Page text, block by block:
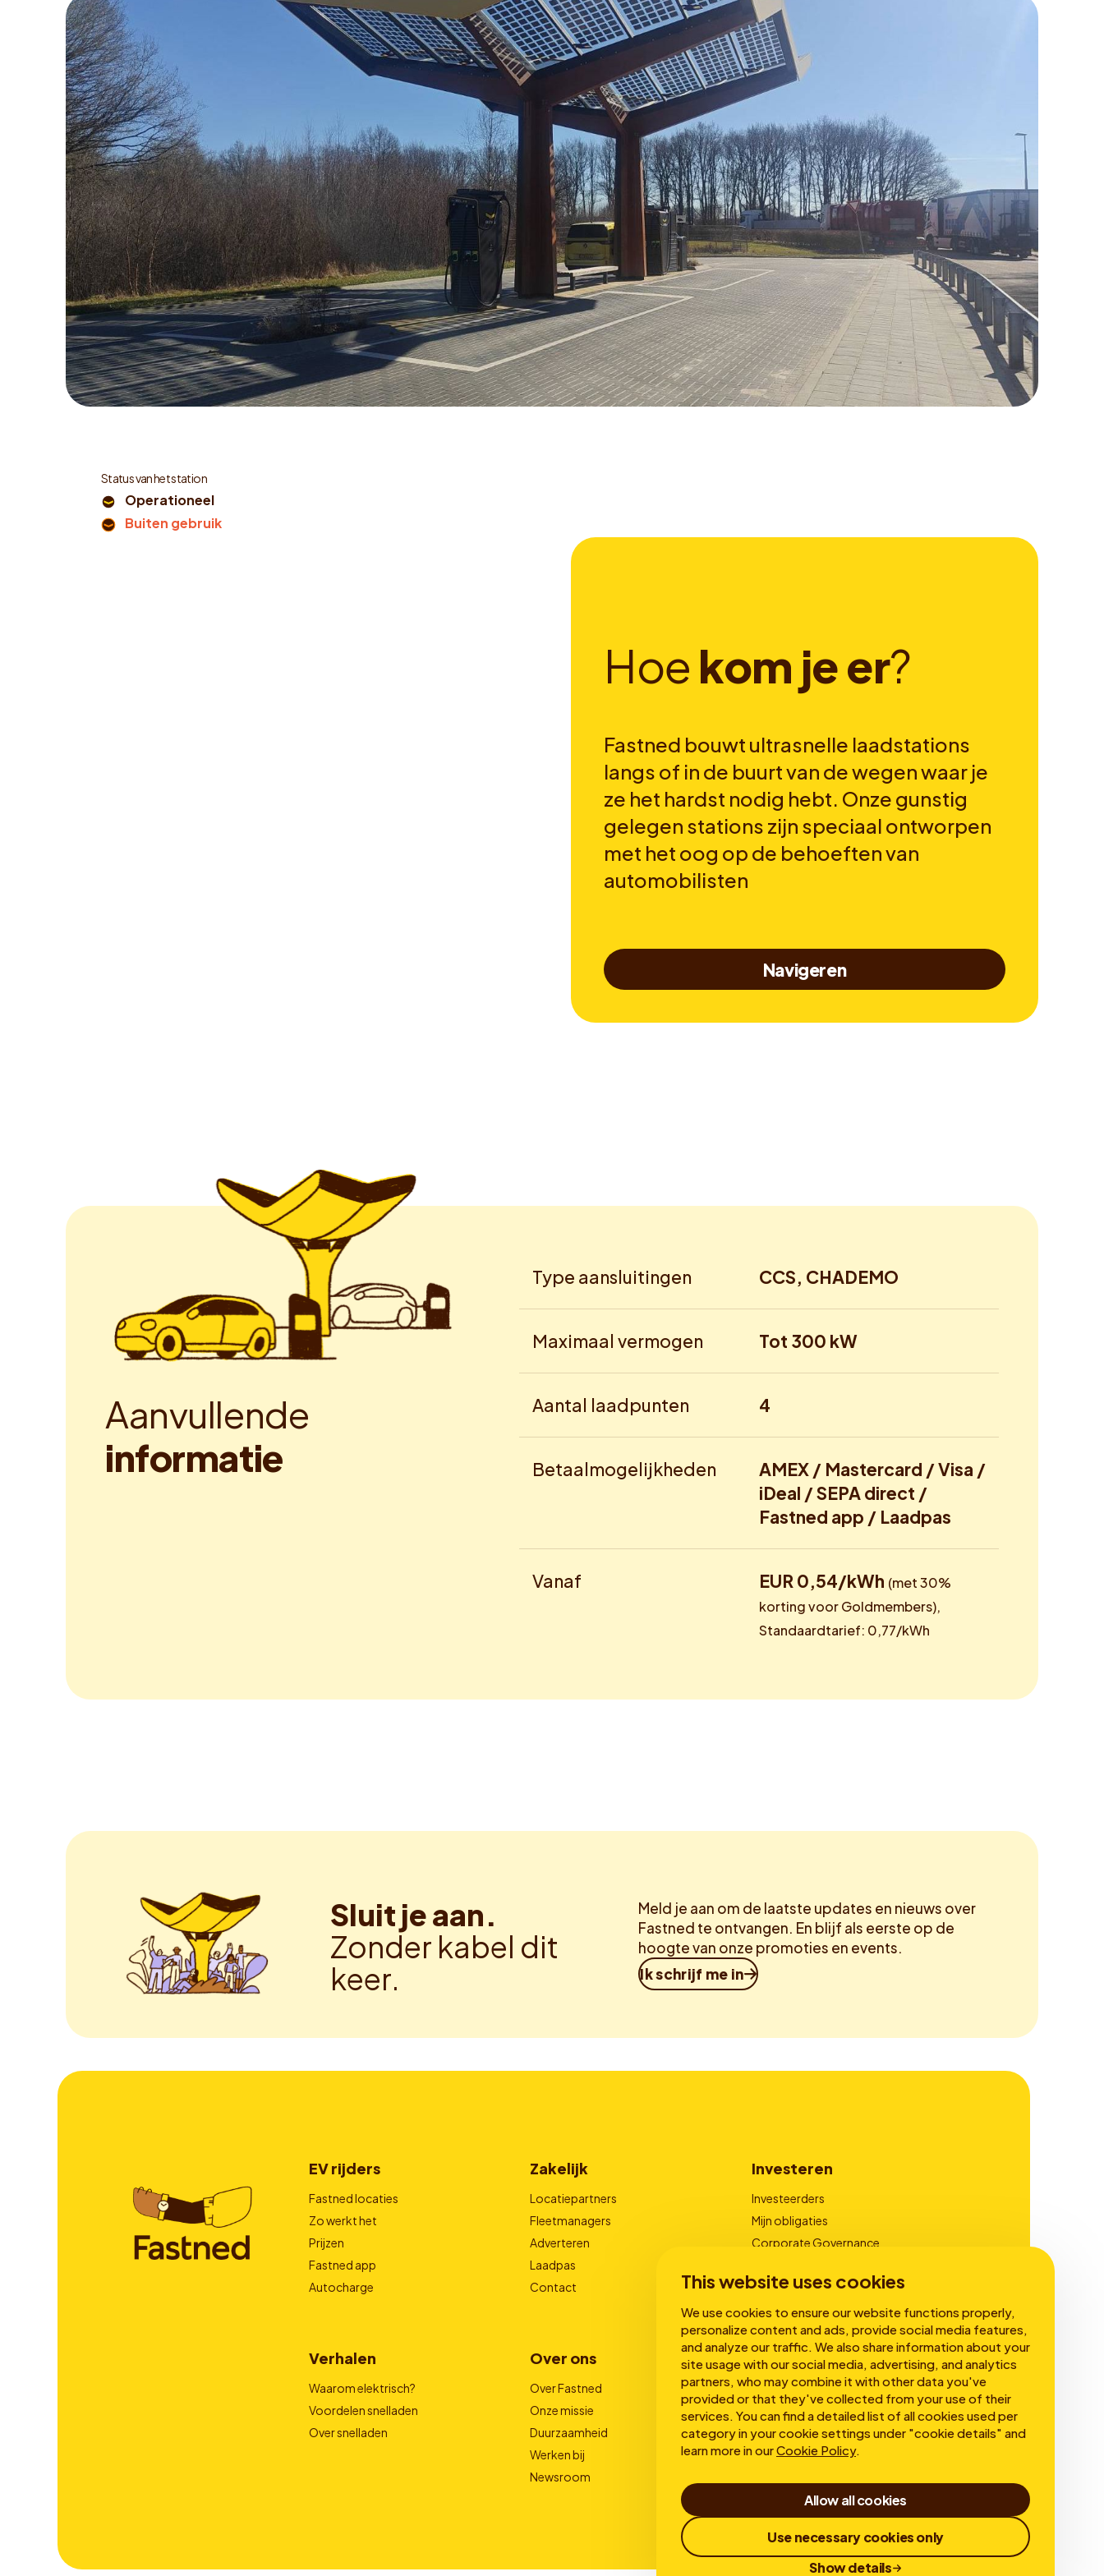
This website uses cookies
We use cookies to ensure our website functions properly,
personalize content and ads, provide social media features,
and analyze our traffic. We also share information about your
site usage with our social media, advertising, and analytics
partners, who may combine it with other data you've
provided or that they've collected from your use of their
services. You can find a detailed list of all cookies used per
category in your cookie settings under "cookie details" and
learn more in ourCookie Policy.
Allow all cookies
Use necessary cookies only
Show details
Status van het station
Operationeel
Buiten gebruik
Hoe kom jeer?
Fastned bouwt ultrasnelle laadstations
langs of in de buurt van de wegen waar je
ze het hardst nodig hebt. Onze gunstig
gelegen stations zijn speciaal ontworpen
met het oog op de behoeften van
automobilisten
Navigeren
Aanvullende
informatie
Type aansluitingen CCS, CHADEMO
Maximaal vermogen Tot 300 kW
Aantal laadpunten 4
Betaalmogelijkheden
AMEX / Mastercard / Visa /
iDeal / SEPA direct /
Fastned app / Laadpas
Vanaf EUR 0,54/kWh (met 30%
korting voor Goldmembers),
Standaardtarief: 0,77/kWh
Sluit je aan.
Zonder kabel dit
keer.
Meld je aan om de laatste updates en nieuws over
Fastned te ontvangen. En blijf als eerste op de
hoogte van onze promoties en events.
Ik schrijf me in
EV rijders
Fastned locaties
Zo werkt het
Prijzen
Fastned app
Autocharge
Zakelijk
Locatiepartners
Fleetmanagers
Adverteren
Laadpas
Contact
Investeren
Investeerders
Mijn obligaties
Corporate Governance
Verhalen
Waarom elektrisch?
Voordelen snelladen
Over snelladen
Over ons
Over Fastned
Onze missie
Duurzaamheid
Werken bij
Newsroom